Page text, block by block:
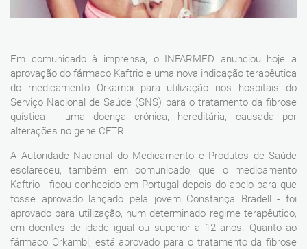
Em comunicado à imprensa, o INFARMED anunciou hoje a
aprovação do fármaco Kaftrio e uma nova indicação terapêutica
do medicamento Orkambi para utilização nos hospitais do
Serviço Nacional de Saúde (SNS) para o tratamento da fibrose
quística - uma doença crónica, hereditária, causada por
alterações no gene CFTR.
A Autoridade Nacional do Medicamento e Produtos de Saúde
esclareceu, também em comunicado, que o medicamento
Kaftrio - ficou conhecido em Portugal depois do apelo para que
fosse aprovado lançado pela jovem Constança Bradell - foi
aprovado para utilização, num determinado regime terapêutico,
em doentes de idade igual ou superior a 12 anos. Quanto ao
fármaco Orkambi, está aprovado para o tratamento da fibrose